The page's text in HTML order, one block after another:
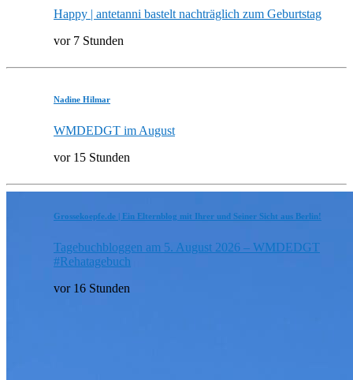
Happy | antetanni bastelt nachträglich zum Geburtstag
vor 7 Stunden
Nadine Hilmar
WMDEDGT im August
vor 15 Stunden
Grossekoepfe.de | Ein Elternblog mit Ihrer und Seiner Sicht aus Berlin!
Tagebuchbloggen am 5. August 2026 – WMDEDGT
#Rehatagebuch
vor 16 Stunden